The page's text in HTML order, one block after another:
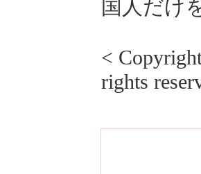
国人だけ
<
rights